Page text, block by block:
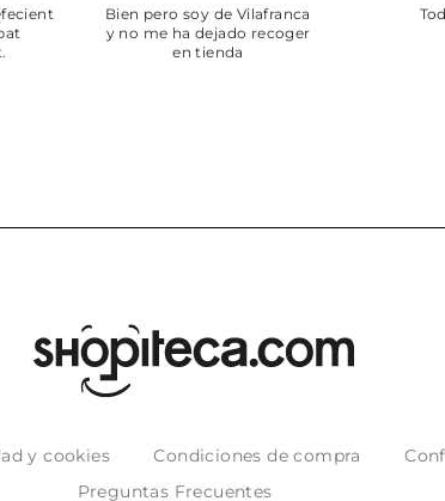
***
Pedido
y cookies Condiciones de compra
Preguntas Frecuentes